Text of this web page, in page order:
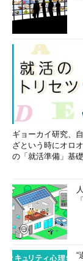
ギョーカイ研究、
ざという時にオロ
の「就活準備」基
“